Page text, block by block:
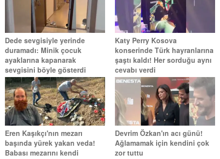
Dede sevgisiyle yerinde
duramadı: Minik çocuk
ayaklarına kapanarak
sevgisini böyle gösterdi
Katy Perry Kosova
konserinde Türk hayranlarına
şaştı kaldı! Her sorduğu aynı
cevabı verdi
Eren Kaşıkçı'nın mezarı
başında yürek yakan veda!
Babası mezarını kendi
Devrim Özkan'ın acı günü!
Ağlamamak için kendini çok
zor tuttu